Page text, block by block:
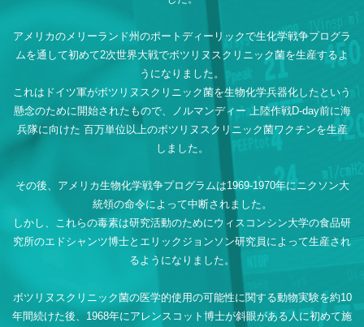
アメリカのメリーランド州のポートディーリックで生化学戦争プログラ
ムを通して初めて2次世界大戦でボツリヌスクリニック菌を生産するよ
うになりました。
これはドイツ軍がボツリヌスクリニック菌を生物化学兵器化したという
懸念のために開始されたもので、ノルマンディー 上陸作戦D-day前に海
兵隊に向けた 百万単位以上のボツリヌスクリニック菌ワクチンを生産
しました。
その後、アメリカ生物化学戦争プログラムは1969-1970年にニクソン大
統領の命令によって中断されました。
しかし、これらの毒素は研究活動のためにウィスコンシン大学の食品研
究所のエドシャンツ博士とエリックジョンソン研究員によって生産され
るようになりました。
ボツリヌスクリニック菌の医学的使用の可能性に関する動物実験を約10
年間続けた後、1968年にアレンスコット博士が斜眼がある人に初めて施